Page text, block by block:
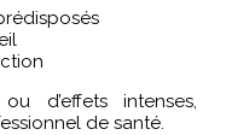
d’effets intenses,
de santé.